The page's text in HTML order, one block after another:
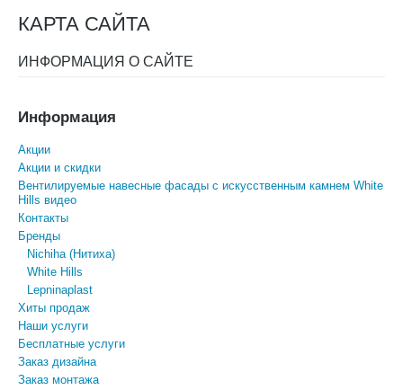
КАРТА САЙТА
ИНФОРМАЦИЯ О САЙТЕ
Информация
Акции
Акции и скидки
​Вентилируемые навесные фасады с искусственным камнем White
Hills видео
Контакты
Бренды
Nichiha (Нитиха)
White Hills
Lepninaplast
Хиты продаж
Наши услуги
Бесплатные услуги
Заказ дизайна
Заказ монтажа